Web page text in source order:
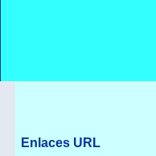
Enlaces URL